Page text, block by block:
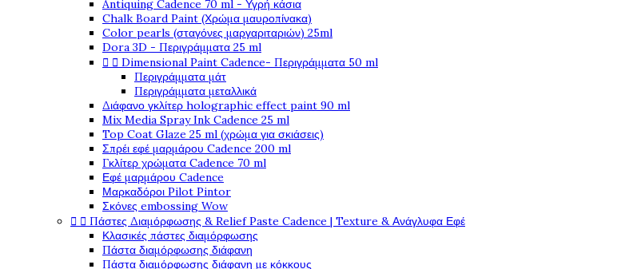
Antiquing Cadence 70 ml - Υγρή κάσια
Chalk Board Paint (Χρώμα μαυροπίνακα)
Color pearls (σταγόνες μαργαριταριών) 25ml
Dora 3D - Περιγράμματα 25 ml
  Dimensional Paint Cadence- Περιγράμματα 50 ml
Περιγράμματα μάτ
Περιγράμματα μεταλλικά
Διάφανο γκλίτερ holographic effect paint 90 ml
Mix Media Spray Ink Cadence 25 ml
Top Coat Glaze 25 ml (χρώμα για σκιάσεις)
Σπρέι εφέ μαρμάρου Cadence 200 ml
Γκλίτερ χρώματα Cadence 70 ml
Εφέ μαρμάρου Cadence
Μαρκαδόροι Pilot Pintor
Σκόνες embossing Wow
  Πάστες Διαμόρφωσης & Relief Paste Cadence | Texture & Ανάγλυφα Εφέ
Κλασικές πάστες διαμόρφωσης
Πάστα διαμόρφωσης διάφανη
Πάστα διαμόρφωσης διάφανη με κόκκους